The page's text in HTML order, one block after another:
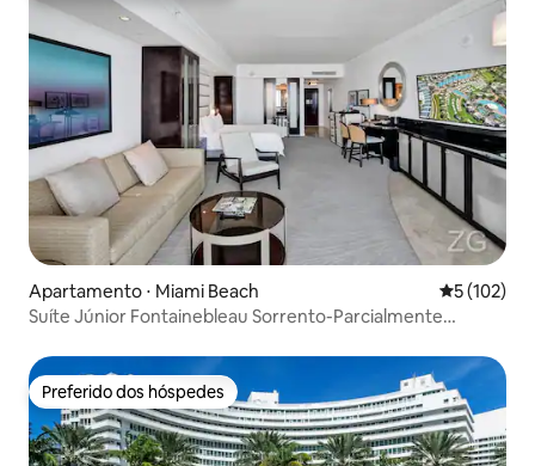
Apartamento ⋅ Miami Beach 5 de uma
5 (102)
Suíte Júnior Fontainebleau Sorrento-Parcialmente
Preferido dos hóspedes
Preferido dos hóspedes